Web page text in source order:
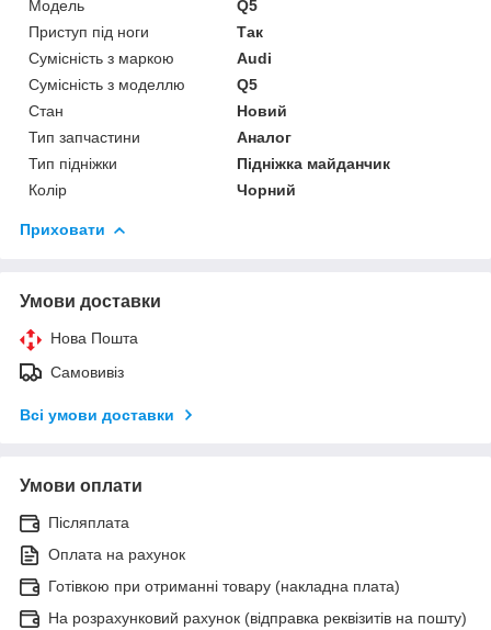
Модель
Q5
Приступ під ноги
Так
Сумісність з маркою
Audi
Сумісність з моделлю
Q5
Стан
Новий
Тип запчастини
Аналог
Тип підніжки
Підніжка майданчик
Колір
Чорний
Приховати
Умови доставки
Нова Пошта
Самовивіз
Всі умови доставки
Умови оплати
Післяплата
Оплата на рахунок
Готівкою при отриманні товару (накладна плата)
На розрахунковий рахунок (відправка реквізитів на пошту)